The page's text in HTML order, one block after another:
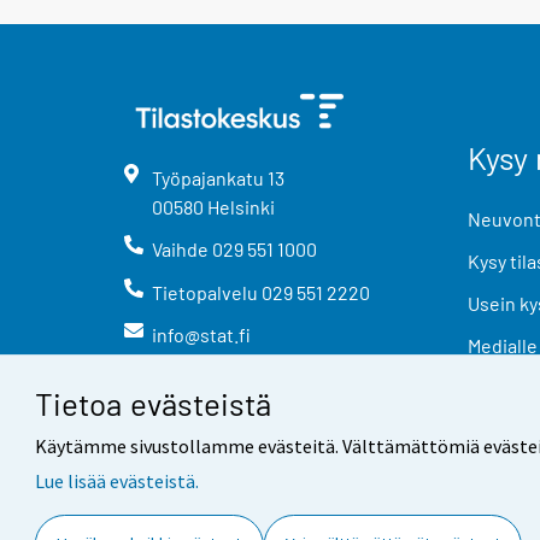
Tietoa evästeistä
Käytämme sivustollamme evästeitä. Välttämättömiä
Lue lisää evästeistä.
Työpajankatu 13
00580 Helsinki
Vaihde 029 551 1000
Tietopalvelu 029 551 2220
info@stat.fi
Kysy
Usein
Medialle
Yhteystiedot Palaute